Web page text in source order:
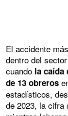
El accidente
dentro del
cuando la caída
de 13 obreros
estadísticos,
de 2023, la cifra